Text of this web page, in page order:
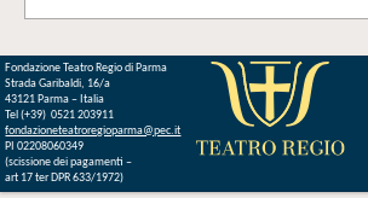
Fondazione Teatro Regio di Parma
Strada Garibaldi, 16/a
43121 Parma – Italia
Tel (+39) 0521 203911
fondazioneteatroregioparma@pec.it
PI 02208060349
(scissione dei pagamenti –
art 17 ter DPR 633/1972)